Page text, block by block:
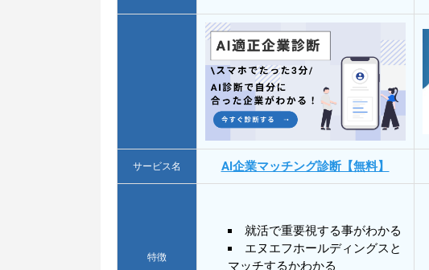
サービス名 AI企業マッチング診断【無料】
特徴
就活で重要視する事がわかる
エヌエフホールディングスと
マッチするかわかる